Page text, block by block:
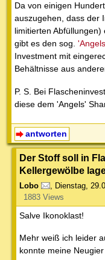
Da von einigen
auszugehen, dass der
limitierten
gibt es den sog.
Investment mit
Behältnisse aus
P. S. Bei
diese dem 'Angels'
antworten
Der Stoff soll in
Kellergewölbe
Lobo , Dienstag,
1883 Views
Salve Ikonoklast!
Mehr weiß ich leider
konnte meine Neugier